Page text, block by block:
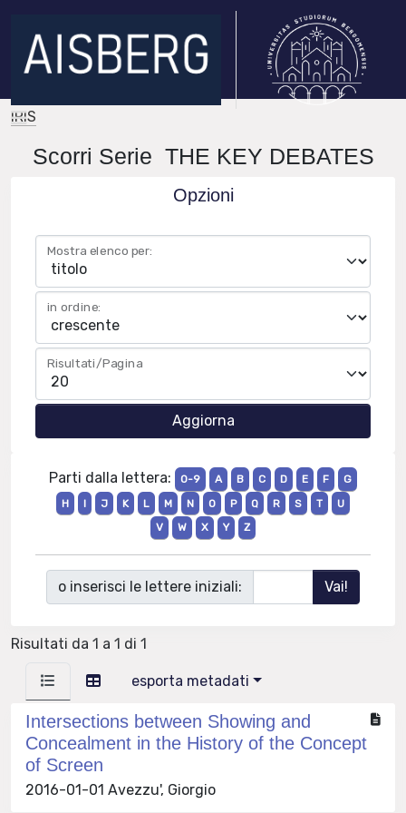
IRIS
Scorri Serie THE KEY DEBATES
Opzioni
Mostra elenco per:
in ordine:
Risultati/Pagina
Parti dalla lettera: 0-9 A B C D E F
G
H
I J K L M N O P Q R S T
U
V
W X Y Z
o inserisci le lettere iniziali:
Risultati da 1 a 1 di 1
esporta metadati
Intersections between Showing and
Concealment in the History of the Concept
of Screen
2016-01-01 Avezzu', Giorgio